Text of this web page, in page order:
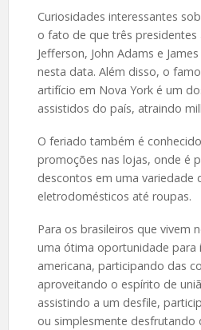
Curiosidades interessantes
o fato de que três presidentes
Jefferson, John Adams e
nesta data. Além disso, o
artifício em Nova York é um
assistidos do país, atraindo
O feriado também é
promoções nas lojas, onde é
descontos em uma variedade
eletrodomésticos até roupas.
Para os brasileiros que vivem
uma ótima oportunidade para
americana, participando das
aproveitando o espírito de
assistindo a um desfile,
ou simplesmente